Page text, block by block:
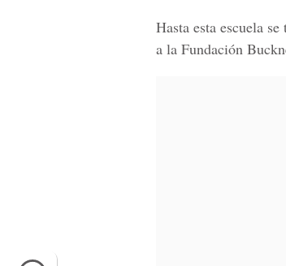
Hasta esta escuela
a la Fundación